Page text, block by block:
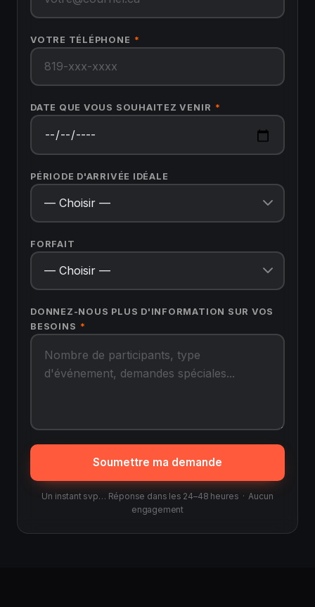
VOTRE TÉLÉPHONE *
DATE QUE VOUS SOUHAITEZ VENIR *
PÉRIODE D'ARRIVÉE IDÉALE
FORFAIT
DONNEZ-NOUS PLUS D'INFORMATION SUR VOS
BESOINS *
Soumettre ma demande
Un instant svp… Réponse dans les 24–48 heures · Aucun
engagement